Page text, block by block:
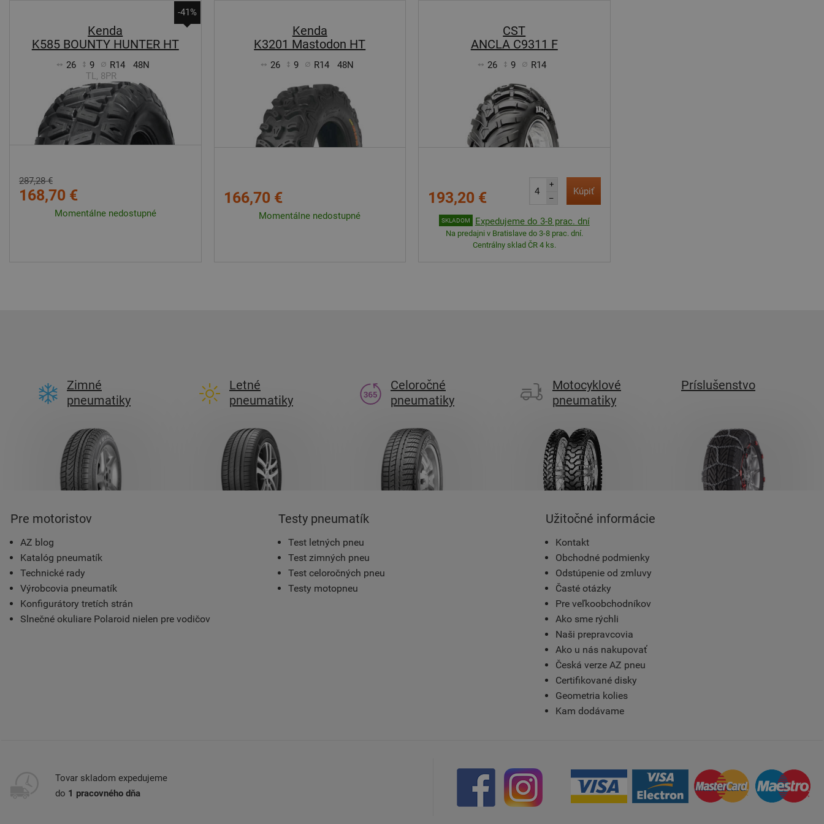
-41%
Kenda
K585 BOUNTY HUNTER HT
26 9 R14
48N
TL, 8PR
287,28 €
168,70 €
Momentálne nedostupné
Kenda
K3201 Mastodon HT
26 9 R14 48N
166,70 €
Momentálne nedostupné
CST
ANCLA C9311 F
26 9 R14
193,20 €
+
–
Kúpiť
SKLADOM Expedujeme do 3-8 prac. dní
Na predajni v Bratislave do 3-8 prac. dní.
Centrálny sklad ČR 4 ks.
Zimné
pneumatiky
Letné
pneumatiky
Celoročné
pneumatiky
Motocyklové
pneumatiky
Príslušenstvo
Pre motoristov
AZ blog
Katalóg pneumatík
Technické rady
Výrobcovia pneumatík
Konfigurátory tretích strán
Slnečné okuliare Polaroid nielen pre vodičov
Testy pneumatík
Test letných pneu
Test zimných pneu
Test celoročných pneu
Testy motopneu
Užitočné informácie
Kontakt
Obchodné podmienky
Odstúpenie od zmluvy
Časté otázky
Pre veľkoobchodníkov
Ako sme rýchli
Naši prepravcovia
Ako u nás nakupovať
Česká verze AZ pneu
Certifikované disky
Geometria kolies
Kam dodávame
Tovar skladom expedujeme
do 1 pracovného dňa